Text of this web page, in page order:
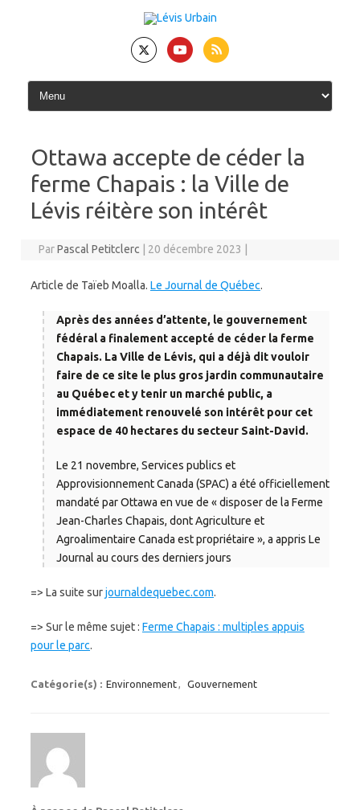
Ottawa accepte de céder la
ferme Chapais : la Ville de
Lévis réitère son intérêt
ParPascal Petitclerc 20 décembre 2023
Article de Taïeb Moalla. Le Journal de Québec.
Après des années d’attente, le gouvernement
fédéral a finalement accepté de céder la ferme
Chapais. La Ville de Lévis, qui a déjà dit vouloir
faire de ce site le plus gros jardin communautaire
au Québec et y tenir un marché public, a
immédiatement renouvelé son intérêt pour cet
espace de 40 hectares du secteur Saint-David.
Le 21 novembre, Services publics et
Approvisionnement Canada (SPAC) a été officiellement
mandaté par Ottawa en vue de « disposer de la Ferme
Jean-Charles Chapais, dont Agriculture et
Agroalimentaire Canada est propriétaire », a appris Le
Journal au cours des derniers jours
=> La suite surjournaldequebec.com.
=> Sur le même sujet : Ferme Chapais : multiples appuis
pour le parc.
Catégorie(s) : Environnement, Gouvernement